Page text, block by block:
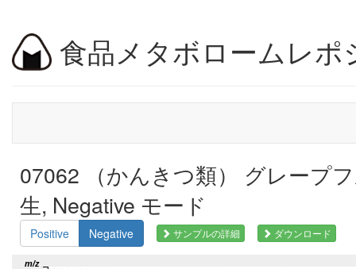
食品メタボロームレポ
07062 （かんきつ類） グレープ
生, Negative モード
Positive Negative サンプルの詳細 ダウンロード
m/z